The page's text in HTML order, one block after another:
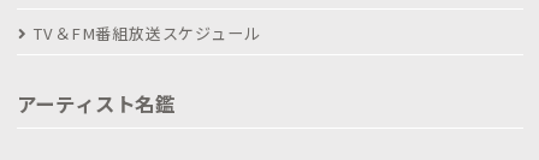
TV＆FM番組放送スケジュール
アーティスト名鑑